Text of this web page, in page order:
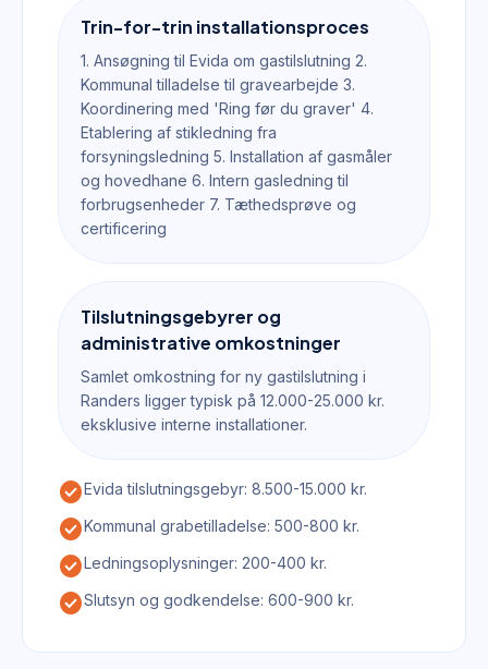
Trin-for-trin installationsproces
1. Ansøgning til Evida om gastilslutning 2.
Kommunal tilladelse til gravearbejde 3.
Koordinering med 'Ring før du graver' 4.
Etablering af stikledning fra
forsyningsledning 5. Installation af gasmåler
og hovedhane 6. Intern gasledning til
forbrugsenheder 7. Tæthedsprøve og
certificering
Tilslutningsgebyrer og
administrative omkostninger
Samlet omkostning for ny gastilslutning i
Randers ligger typisk på 12.000-25.000 kr.
eksklusive interne installationer.
check_circleEvida tilslutningsgebyr: 8.500-15.000 kr.
check_circleKommunal grabetilladelse: 500-800 kr.
check_circleLedningsoplysninger: 200-400 kr.
check_circleSlutsyn og godkendelse: 600-900 kr.